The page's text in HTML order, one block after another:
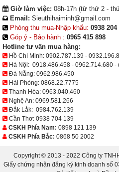
Giờ làm việc: 08h-17h (từ thứ 2 -
Email: Sieuthihaiminh@gmail.com
Phòng thu mua-Nhập khẩu: 0938 204
Góp ý - Bảo hành : 0965 415 898
Hotline tư vấn mua hàng:
Hồ Chí Minh: 0902.787.139 -
Hà Nội: 0918.486.458 - 0962.714.680 -
Đà Nẵng: 0962.986.450
Hải Phòng: 0868.22.7775
Thanh Hóa: 0963.040.460
Nghệ An: 0969.581.266
Đắk Lắk: 0984.762.139
Cần Thơ: 0938 704 139
CSKH Phía Nam: 0898 121 139
CSKH Phía Bắc: 0868 50 2002
Copyright © 2013 - 2022 Công ty
Giấy chứng nhận đăng ký kinh doanh số